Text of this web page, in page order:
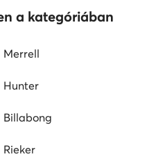
a kategóriában
Merrell
Hunter
Billabong
Rieker